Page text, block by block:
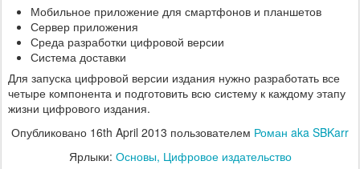
Мобильное приложение для смартфонов и планшетов
Сервер приложения
Среда разработки цифровой версии
Система доставки
Для запуска цифровой версии издания нужно разработать все
четыре компонента и подготовить всю систему к каждому этапу
жизни цифрового издания.
Опубликовано 16th April 2013 пользователем Роман aka SBKarr
Ярлыки: Основы Цифровое издательство